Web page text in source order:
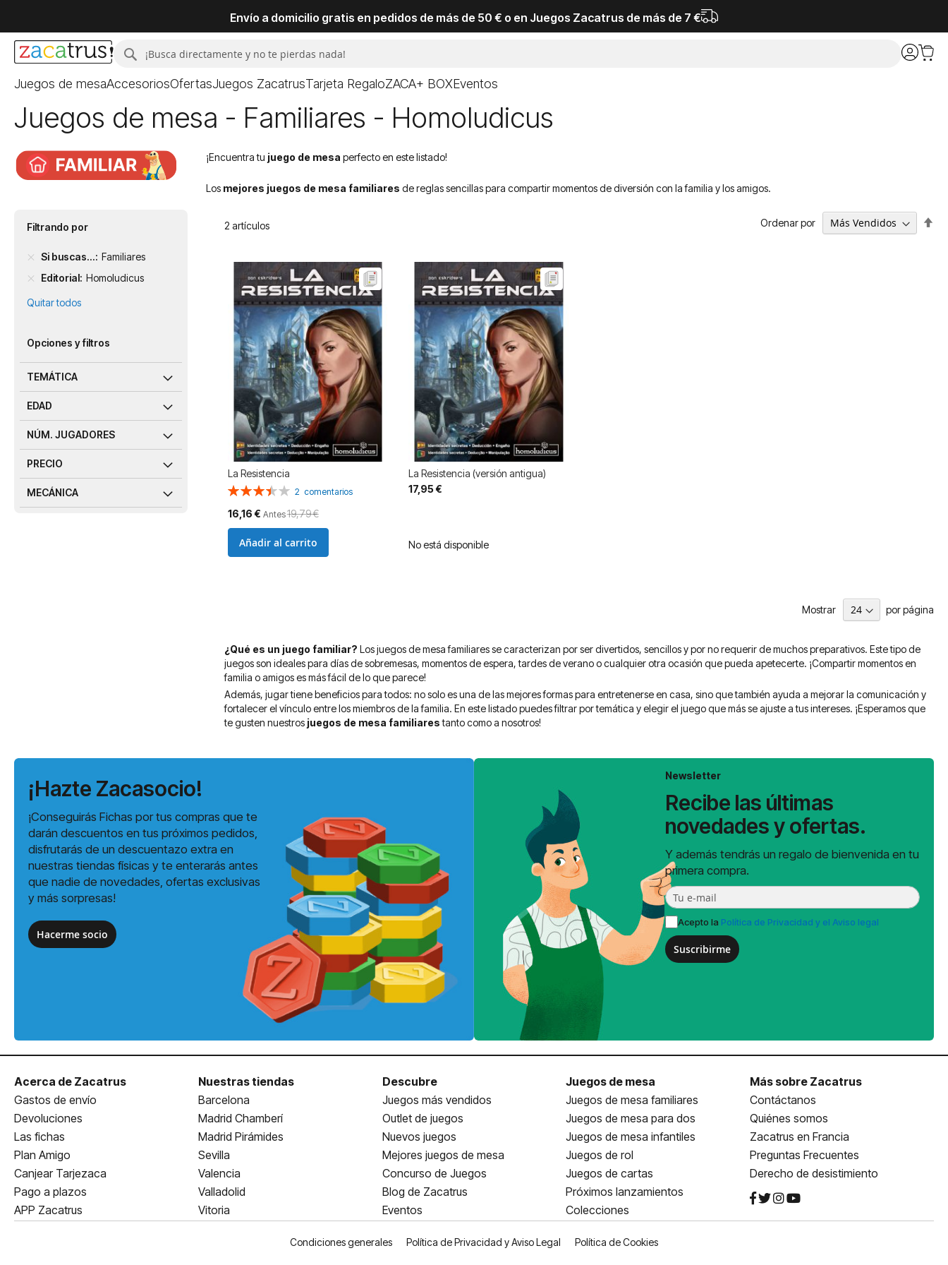
Envío a domicilio gratis en pedidos de más de 50 € o en Juegos Zacatrus de más de 7 €
Buscar
Juegos de mesaAccesoriosOfertasJuegos ZacatrusTarjeta RegaloZACA+ BOXEventos
Juegos de mesa - Familiares - Homoludicus
¡Encuentra tu juego de mesa perfecto en este listado!
Los mejores juegos de mesa familiares de reglas sencillas para compartir momentos de diversión con la familia y los amigos.
2 artículos Ordenar por
La Resistencia
Valoración:
2 comentarios
Precio
especial
16,16 € Antes19,79 €
Añadir al carrito
La Resistencia (versión antigua)
17,95 €
No está disponible
Mostrar por página
¿Qué es un juego familiar? Los juegos de mesa familiares se caracterizan por ser divertidos, sencillos y por no requerir de muchos preparativos. Este tipo de
juegos son ideales para días de sobremesas, momentos de espera, tardes de verano o cualquier otra ocasión que pueda apetecerte. ¡Compartir momentos en
familia o amigos es más fácil de lo que parece!
Además, jugar tiene beneficios para todos: no solo es una de las mejores formas para entretenerse en casa, sino que también ayuda a mejorar la comunicación y
fortalecer el vínculo entre los miembros de la familia. En este listado puedes filtrar por temática y elegir el juego que más se ajuste a tus intereses. ¡Esperamos que
te gusten nuestros juegos de mesa familiarestanto como a nosotros!
Filtrando por
Si buscas... Familiares
Editorial Homoludicus
Quitar todos
Opciones y filtros
TEMÁTICA
EDAD
NÚM. JUGADORES
PRECIO
MECÁNICA
¡Hazte Zacasocio!
¡Conseguirás Fichas por tus compras que te
darán descuentos en tus próximos pedidos,
disfrutarás de un descuentazo extra en
nuestras tiendas físicas y te enterarás antes
que nadie de novedades, ofertas exclusivas
y más sorpresas!
Hacerme socio
Newsletter
Recibe las últimas
novedades y ofertas.
Y además tendrás un regalo de bienvenida en tu
primera compra.
Acepto la Política de Privacidad y el Aviso legal
Suscribirme
Acerca de Zacatrus
Gastos de envío
Devoluciones
Las fichas
Plan Amigo
Canjear Tarjezaca
Pago a plazos
APP Zacatrus
Nuestras tiendas
Barcelona
Madrid Chamberí
Madrid Pirámides
Sevilla
Valencia
Valladolid
Vitoria
Descubre
Juegos más vendidos
Outlet de juegos
Nuevos juegos
Mejores juegos de mesa
Concurso de Juegos
Blog de Zacatrus
Eventos
Juegos de mesa
Juegos de mesa familiares
Juegos de mesa para dos
Juegos de mesa infantiles
Juegos de rol
Juegos de cartas
Próximos lanzamientos
Colecciones
Más sobre Zacatrus
Contáctanos
Quiénes somos
Zacatrus en Francia
Preguntas Frecuentes
Derecho de desistimiento
Condiciones generales Política de Privacidad y Aviso Legal Política de Cookies